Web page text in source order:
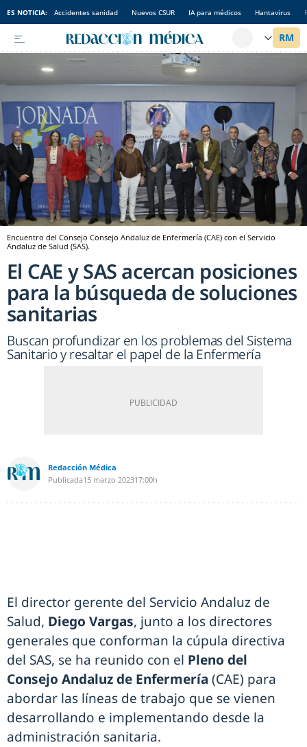
ES NOTICIA: Accidentes sanidad Nuevos CSUR IA para médicos Hantavirus
Encuentro del Consejo Consejo Andaluz de Enfermería (CAE) con el Servicio
Andaluz de Salud (SAS).
El CAE y SAS acercan posiciones
para la búsqueda de soluciones
sanitarias
Buscan profundizar en los problemas del Sistema
Sanitario y resaltar el papel de la Enfermería
Redacción Médica
Publicada15 marzo 202317:00h
El director gerente del Servicio Andaluz de
Salud, Diego Vargas, junto a los directores
generales que conforman la cúpula directiva
del SAS, se ha reunido con el Pleno del
Consejo Andaluz de Enfermería (CAE) para
abordar las líneas de trabajo que se vienen
desarrollando e implementando desde la
administración sanitaria.